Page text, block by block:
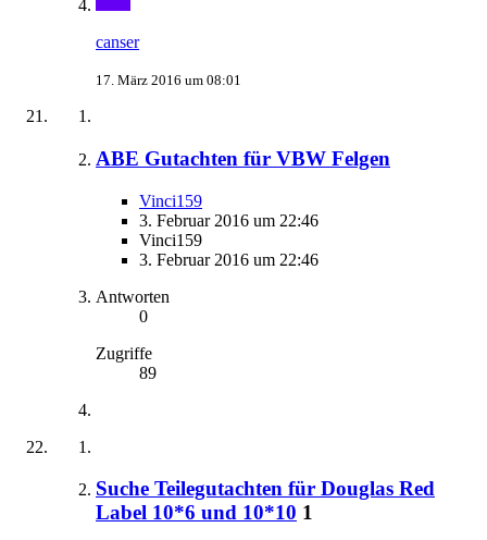
canser
17. März 2016 um 08:01
ABE Gutachten für VBW Felgen
Vinci159
3. Februar 2016 um 22:46
Vinci159
3. Februar 2016 um 22:46
Antworten
0
Zugriffe
89
Suche Teilegutachten für Douglas Red
Label 10*6 und 10*10 1